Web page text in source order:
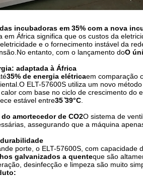
incubadoras em 35% com a nova
África significa que os custos da
e o fornecimento instável da
No entanto, com o lançamento doO
adaptada à África
35% de energia elétricaem comparação
O ELT-57600S utiliza um novo
com base no ciclo de crescimento do
estável entre35 ̊39°C
amortecedor de CO2O sistema de
assegurando que a máquina
porte, o ELT-57600S, com capacidade
galvanizados a quenteque são
desinfecção e limpeza são muito